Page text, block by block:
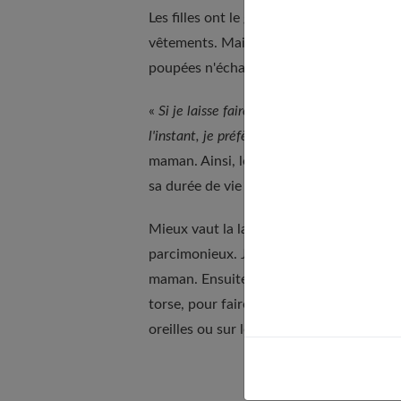
Les filles ont le geste large ! Elles
vêtements. Mais aussi sur leur oreiller,
poupées n'échappent pas au petit
« Si je laisse faire ma fille de cinq ans,
l'instant, je préfère rester à ses côtés
maman. Ainsi, lorsque la bouteille
sa durée de vie est limitée.
Mieux vaut la laisser dans la salle de
parcimonieux. Jusqu'à six ans environ,
maman. Ensuite, certains reprennent la
torse, pour faire viril ! Mais c'est à
oreilles ou sur les mains.